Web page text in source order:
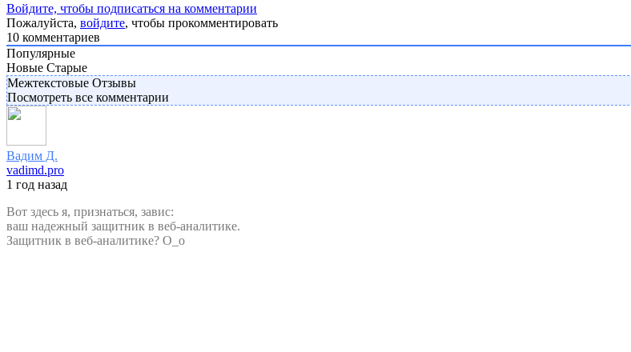
Войдите, чтобы подписаться на комментарии
Пожалуйста, войдите, чтобы прокомментировать
10 комментариев
Популярные
Новые Старые
Межтекстовые Отзывы
Посмотреть все комментарии
Вадим Д.
vadimd.pro
1 год назад
Вот здесь я, признаться, завис:
ваш надежный защитник в веб-аналитике.
Защитник в веб-аналитике? О_о